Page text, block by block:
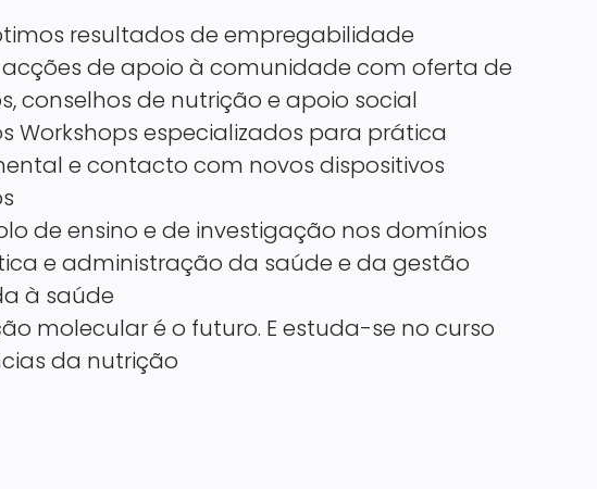
resultados de empregabilidade
acções de apoio à comunidade com oferta de
conselhos de nutrição e apoio social
Workshops especializados para prática
e contacto com novos dispositivos
de ensino e de investigação nos domínios
e administração da saúde e da gestão
à saúde
molecular é o futuro. E estuda-se no curso
da nutrição